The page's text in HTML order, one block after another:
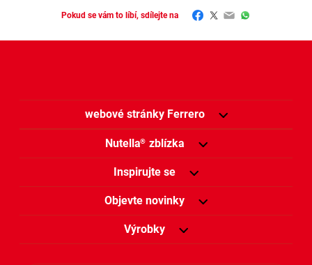
Pokud se vám to líbí, sdílejte na Facebook
Twitter
EmailWhatsApp
webové stránky Ferrero
Nutella® zblízka
Inspirujte se
Objevte novinky
Výrobky